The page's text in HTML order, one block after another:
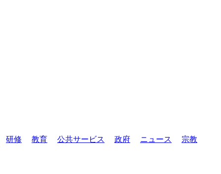
研修 教育 公共サービス 政府 ニュース 宗教